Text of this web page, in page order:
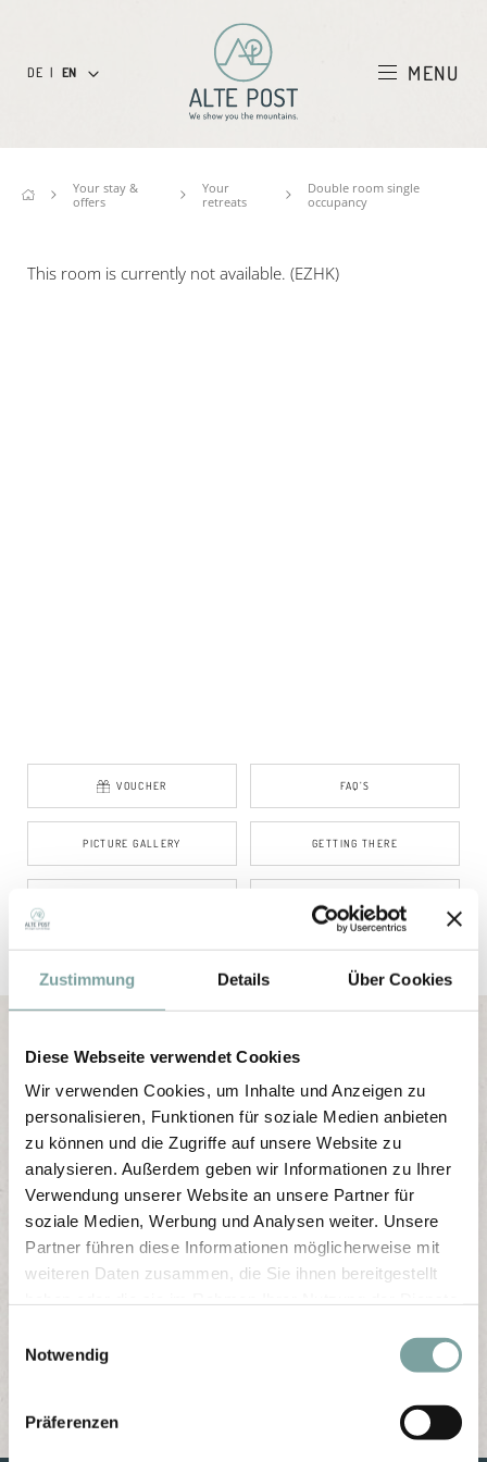
Zustimmung Details Über Cookies
Diese Webseite verwendet Cookies
Wir verwenden Cookies, um Inhalte und Anzeigen zu
personalisieren, Funktionen für soziale Medien anbieten
zu können und die Zugriffe auf unsere Website zu
analysieren. Außerdem geben wir Informationen zu Ihrer
Verwendung unserer Website an unsere Partner für
soziale Medien, Werbung und Analysen weiter. Unsere
Partner führen diese Informationen möglicherweise mit
weiteren Daten zusammen, die Sie ihnen bereitgestellt
Notwendig
Präferenzen
DE | EN MENU
Your stay &
offers
Your
retreats
Double room single
occupancy
This room is currently not available. (EZHK)
VOUCHER FAQ’S
PICTURE GALLERY GETTING THERE
Get the best offers as a newsletter subscriber:
You receive the most interesting specials und last
minute offers.
TOP